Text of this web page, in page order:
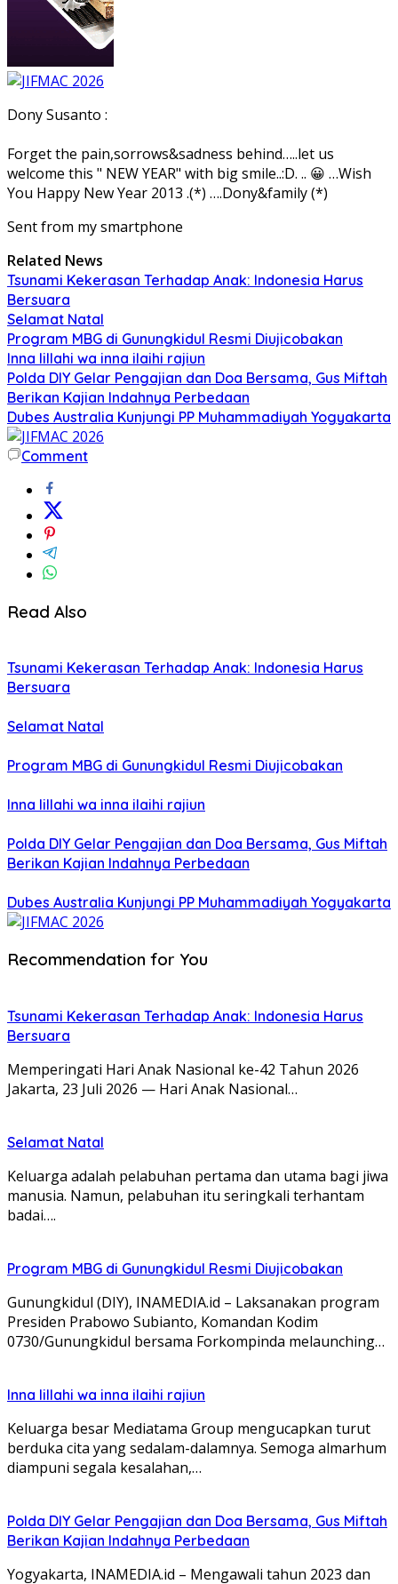
Dony Susanto :
Forget the pain,sorrows&sadness behind…..let us
welcome this " NEW YEAR" with big smile..:D. .. 😀 …Wish
You Happy New Year 2013 .(*) ….Dony&family (*)
Sent from my smartphone
Related News
Tsunami Kekerasan Terhadap Anak: Indonesia Harus
Bersuara
Selamat Natal
Program MBG di Gunungkidul Resmi Diujicobakan
Inna lillahi wa inna ilaihi rajiun
Polda DIY Gelar Pengajian dan Doa Bersama, Gus Miftah
Berikan Kajian Indahnya Perbedaan
Dubes Australia Kunjungi PP Muhammadiyah Yogyakarta
Comment
Read Also
Tsunami Kekerasan Terhadap Anak: Indonesia Harus
Bersuara
Selamat Natal
Program MBG di Gunungkidul Resmi Diujicobakan
Inna lillahi wa inna ilaihi rajiun
Polda DIY Gelar Pengajian dan Doa Bersama, Gus Miftah
Berikan Kajian Indahnya Perbedaan
Dubes Australia Kunjungi PP Muhammadiyah Yogyakarta
Recommendation for You
Tsunami Kekerasan Terhadap Anak: Indonesia Harus
Bersuara
Memperingati Hari Anak Nasional ke-42 Tahun 2026
Jakarta, 23 Juli 2026 — Hari Anak Nasional…
Selamat Natal
Keluarga adalah pelabuhan pertama dan utama bagi jiwa
manusia. Namun, pelabuhan itu seringkali terhantam
badai….
Program MBG di Gunungkidul Resmi Diujicobakan
Gunungkidul (DIY), INAMEDIA.id – Laksanakan program
Presiden Prabowo Subianto, Komandan Kodim
0730/Gunungkidul bersama Forkompinda melaunching…
Inna lillahi wa inna ilaihi rajiun
Keluarga besar Mediatama Group mengucapkan turut
berduka cita yang sedalam-dalamnya. Semoga almarhum
diampuni segala kesalahan,…
Polda DIY Gelar Pengajian dan Doa Bersama, Gus Miftah
Berikan Kajian Indahnya Perbedaan
Yogyakarta, INAMEDIA.id – Mengawali tahun 2023 dan